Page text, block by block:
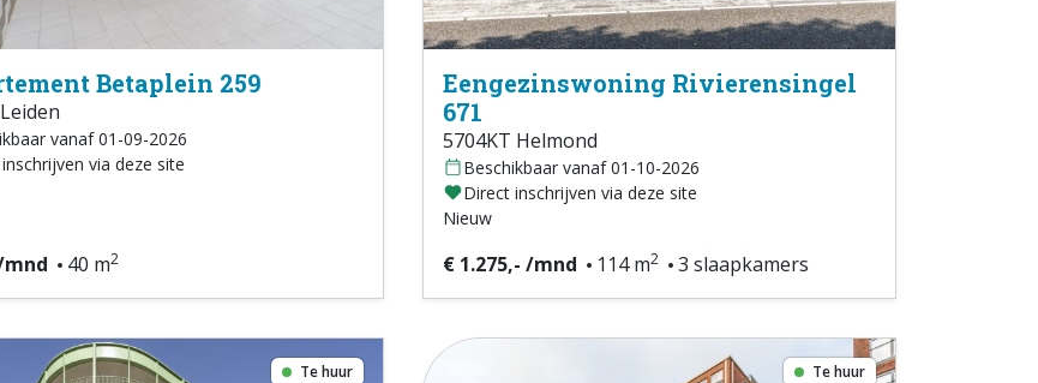
Betaplein 259
vanaf 01-09-2026
via deze site
mnd 40 m2
Eengezinswoning Rivierensingel
671
5704KT Helmond
Beschikbaar vanaf 01-10-2026
Direct inschrijven via deze site
Nieuw
€ 1.275,- /mnd 114 m2 3 slaapkamers
Te huur Te huur